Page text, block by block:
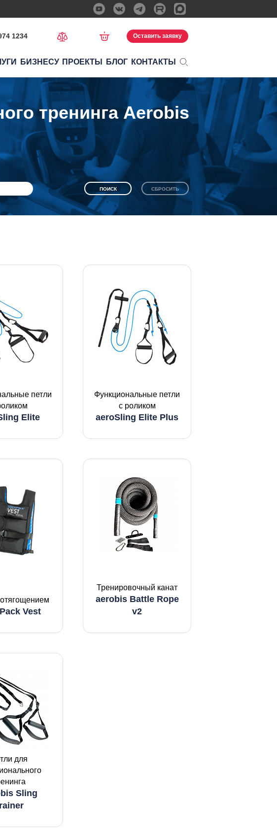
1234 Оставить заявку
БИЗНЕСУ ПРОЕКТЫ БЛОГ КОНТАКТЫ
тренинга Aerobis
петли
Elite
Функциональные петли
с роликом
aeroSling Elite Plus
Vest
Тренировочный канат
aerobis Battle Rope
v2
для
Sling